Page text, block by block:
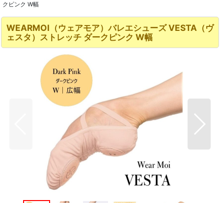
クピンク W幅
WEARMOI（ウェアモア）バレエシューズ VESTA（ヴ
ェスタ）ストレッチ ダークピンク W幅